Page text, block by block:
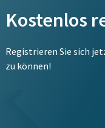
Kostenlos
Registrieren Sie sich
zu können!